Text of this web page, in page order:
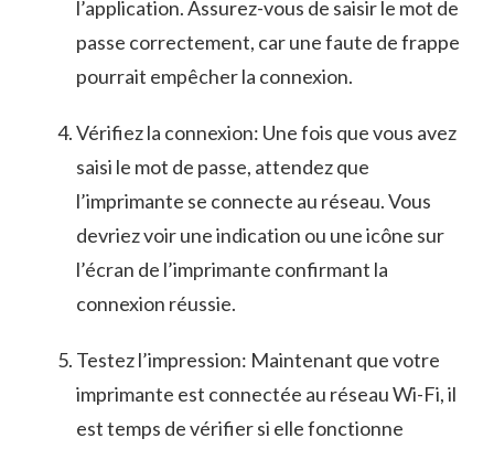
l’application. Assurez-vous de saisir le mot de
passe correctement, ⁣car⁣ une faute de frappe
pourrait empêcher la connexion.
Vérifiez la connexion: Une fois que ​vous avez
‌saisi le mot de passe, ​attendez que
l’imprimante se‌ connecte‌ au réseau. Vous
devriez‍ voir⁢ une ‌indication ou ‌une icône sur
l’écran de l’imprimante confirmant la​
connexion réussie.
Testez l’impression: Maintenant que votre
imprimante est ⁤connectée au réseau Wi-Fi, il
est temps ⁢de vérifier si elle fonctionne